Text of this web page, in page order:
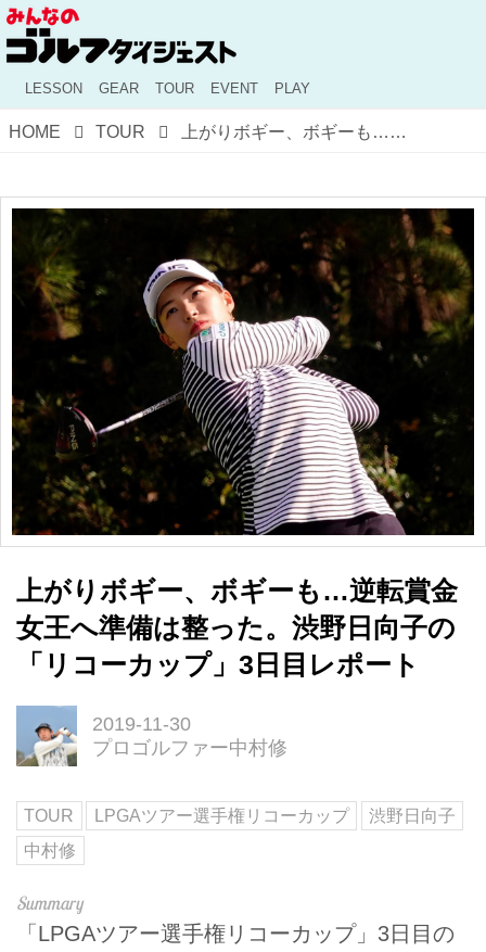
LESSON GEAR TOUR EVENT PLAY
HOME TOUR 上がりボギー、ボギーも…逆転賞金女王へ準備は整った。渋野日向子の「リコーカップ」3日目レポート
上がりボギー、ボギーも…逆転賞金
女王へ準備は整った。渋野日向子の
「リコーカップ」3日目レポート
2019-11-30
プロゴルファー中村修
TOUR LPGAツアー選手権リコーカップ
渋野日向子
中村修
「LPGAツアー選手権リコーカップ」3日目の